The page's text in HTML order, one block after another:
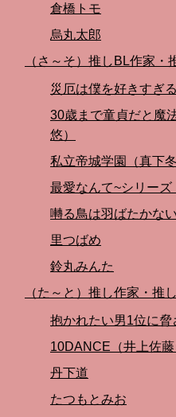
倉橋トモ
烏丸太郎
（さ～そ）推しBL作家・
災厄は僕を好きすぎ
30歳まで童貞だと魔
悠）
私立帝城学園（真下冬
最愛なんて~シリーズ
囀る鳥は羽ばたかな
里つばめ
鈴丸みんた
（た～と）推し作家・推
抱かれたい男1位に脅
10DANCE（井上佐藤
丹下道
たつもとみお